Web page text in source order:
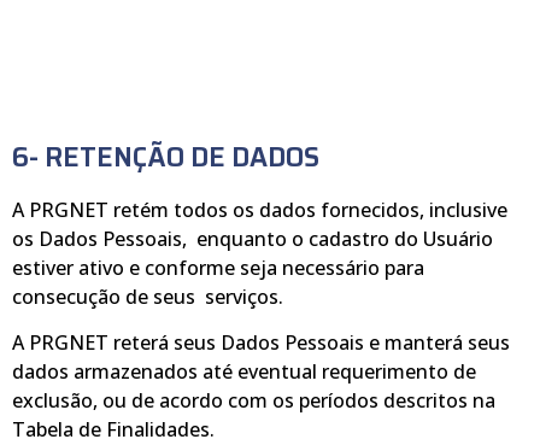
6- RETENÇÃO DE DADOS
A PRGNET retém todos os dados fornecidos, inclusive
os Dados Pessoais, enquanto o cadastro do Usuário
estiver ativo e conforme seja necessário para
consecução de seus serviços.
A PRGNET reterá seus Dados Pessoais e manterá seus
dados armazenados até eventual requerimento de
exclusão, ou de acordo com os períodos descritos na
Tabela de Finalidades.